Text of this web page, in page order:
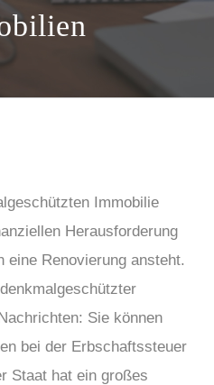
Immobilie
Herausforderung
eine Renovierung ansteht.
Sie können
bei der Erbschaftssteuer
Staat hat ein großes